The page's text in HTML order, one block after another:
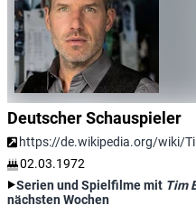
Deutscher Schauspieler
https://de.wikipedia.org/wiki/
02.03.1972
Serien und Spielfilme mit Tim
nächsten Wochen